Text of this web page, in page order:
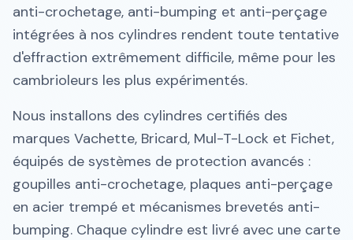
anti-crochetage, anti-bumping et anti-perçage
intégrées à nos cylindres rendent toute tentative
d'effraction extrêmement difficile, même pour les
cambrioleurs les plus expérimentés.
Nous installons des cylindres certifiés des
marques Vachette, Bricard, Mul-T-Lock et Fichet,
équipés de systèmes de protection avancés :
goupilles anti-crochetage, plaques anti-perçage
en acier trempé et mécanismes brevetés anti-
bumping. Chaque cylindre est livré avec une carte